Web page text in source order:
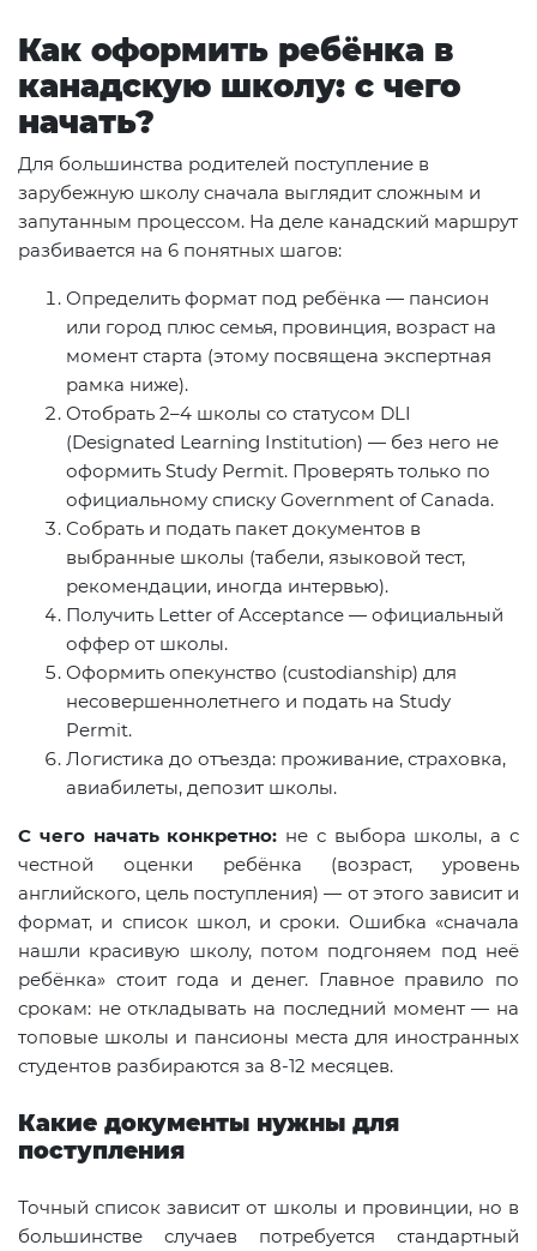
Как оформить ребёнка в
канадскую школу: с чего
начать?
Для большинства родителей поступление в
зарубежную школу сначала выглядит сложным и
запутанным процессом. На деле канадский маршрут
разбивается на 6 понятных шагов:
Определить формат под ребёнка — пансион
или город плюс семья, провинция, возраст на
момент старта (этому посвящена экспертная
рамка ниже).
Отобрать 2–4 школы со статусом DLI
(Designated Learning Institution) — без него не
оформить Study Permit. Проверять только по
официальному списку Government of Canada.
Собрать и подать пакет документов в
выбранные школы (табели, языковой тест,
рекомендации, иногда интервью).
Получить Letter of Acceptance — официальный
оффер от школы.
Оформить опекунство (custodianship) для
несовершеннолетнего и подать на Study
Permit.
Логистика до отъезда: проживание, страховка,
авиабилеты, депозит школы.
С чего начать конкретно: не с выбора школы, а с
честной оценки ребёнка (возраст, уровень
английского, цель поступления) — от этого зависит и
формат, и список школ, и сроки. Ошибка «сначала
нашли красивую школу, потом подгоняем под неё
ребёнка» стоит года и денег. Главное правило по
срокам: не откладывать на последний момент — на
топовые школы и пансионы места для иностранных
студентов разбираются за 8-12 месяцев.
Какие документы нужны для
поступления
Точный список зависит от школы и провинции, но в
большинстве случаев потребуется стандартный